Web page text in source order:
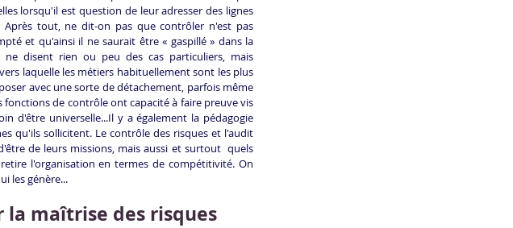
lorsqu'il est question de leur adresser des lignes
tout, ne dit-on pas que contrôler n'est pas
et qu'ainsi il ne saurait être « gaspillé » dans la
ne disent rien ou peu des cas particuliers, mais
laquelle les métiers habituellement sont les plus
avec une sorte de détachement, parfois même
fonctions de contrôle ont capacité à faire preuve vis
d'être universelle...Il y a également la pédagogie
qu'ils sollicitent. Le contrôle des risques et l'audit
de leurs missions, mais aussi et surtout  quels
l'organisation en termes de compétitivité. On
les génère...
maîtrise des risques